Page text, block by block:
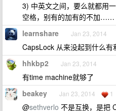
3) 中英文之间，要么就都用
空格，别有的加有的不加……
learnshare Jan 23, 2014
CapsLock 从来没起到什么有
hhkbp2 Jan 23, 2014
有time machine就够了
beakey Jan 23, 2014 1
@sethverlo 不是互换，是把